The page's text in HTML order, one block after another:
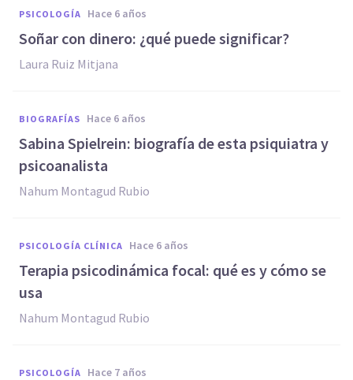
PSICOLOGÍA hace 6 años
Soñar con dinero: ¿qué puede significar?
Laura Ruiz Mitjana
BIOGRAFÍAS hace 6 años
Sabina Spielrein: biografía de esta psiquiatra y
psicoanalista
Nahum Montagud Rubio
PSICOLOGÍA CLÍNICA hace 6 años
Terapia psicodinámica focal: qué es y cómo se
usa
Nahum Montagud Rubio
PSICOLOGÍA hace 7 años